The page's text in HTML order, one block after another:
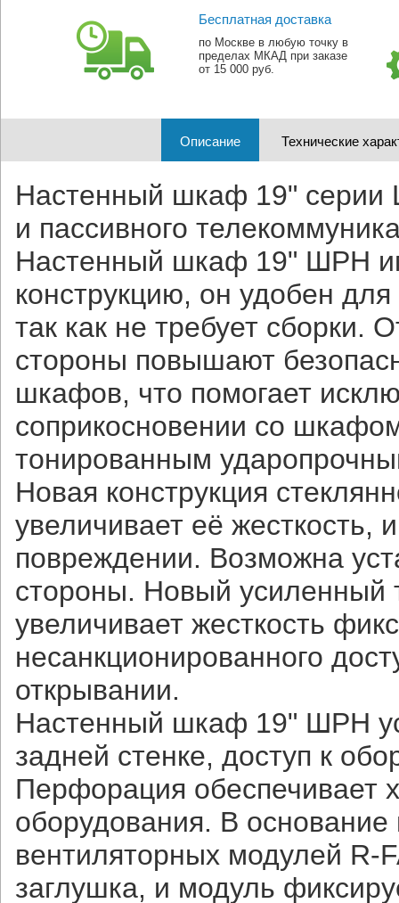
Бесплатная доставка
по Москве в любую точку в
пределах МКАД при заказе
от 15 000 руб.
Описание Технические
Настенный шкаф 19" серии
и пассивного
Настенный шкаф 19" ШРН
конструкцию, он удобен
так как не требует сборки.
стороны повышают
шкафов, что помогает
соприкосновении со
тонированным
Новая конструкция
увеличивает её жесткость,
повреждении. Возможна
стороны. Новый усиленный
увеличивает жесткость
несанкционированного
открывании.
Настенный шкаф 19" ШРН
задней стенке, доступ к
Перфорация обеспечивает
оборудования. В
вентиляторных модулей R-
заглушка, и модуль